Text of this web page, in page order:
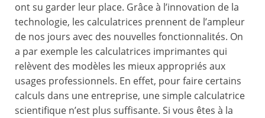
ont su garder leur place. Grâce à l’innovation de la
technologie, les calculatrices prennent de l’ampleur
de nos jours avec des nouvelles fonctionnalités. On
a par exemple les calculatrices imprimantes qui
relèvent des modèles les mieux appropriés aux
usages professionnels. En effet, pour faire certains
calculs dans une entreprise, une simple calculatrice
scientifique n’est plus suffisante. Si vous êtes à la